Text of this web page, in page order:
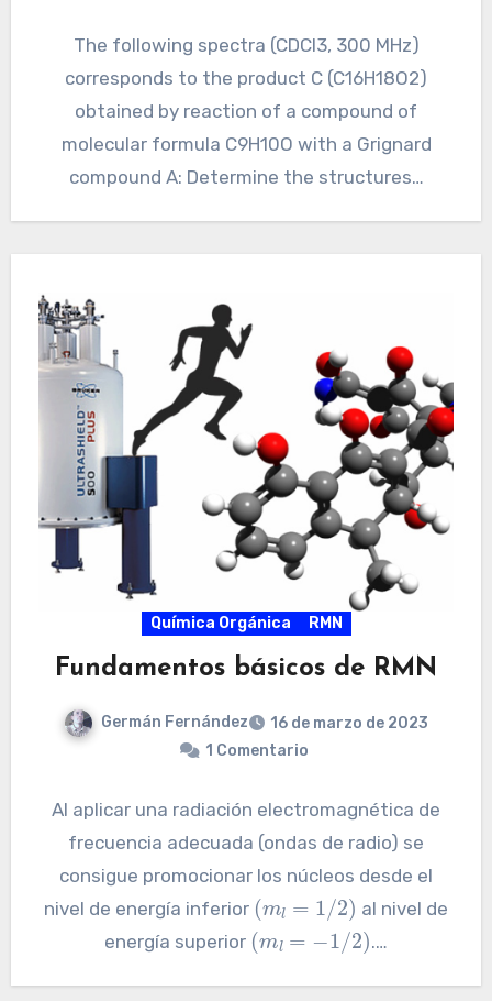
The following spectra (CDCl3, 300 MHz)
corresponds to the product C (C16H18O2)
obtained by reaction of a compound of
molecular formula C9H10O with a Grignard
compound A: Determine the structures…
Química Orgánica RMN
Fundamentos básicos de RMN
Germán Fernández
16 de marzo de 2023
1 Comentario
Al aplicar una radiación electromagnética de
frecuencia adecuada (ondas de radio) se
consigue promocionar los núcleos desde el
nivel de energía inferior ( 2 )
al nivel de
energía superior (m 2 .…